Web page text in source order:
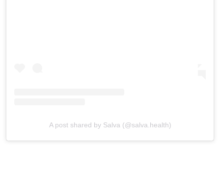
A post shared by Salva (@salva.health)